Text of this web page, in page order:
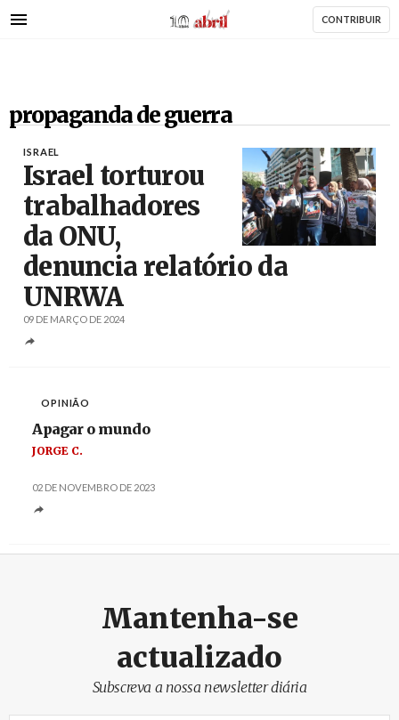
para
AbrilAbril CONTRIBUIR
propaganda de guerra
ISRAEL
Israel torturou
trabalhadores
da ONU,
denuncia relatório da
UNRWA
09 DE MARÇO DE 2024
OPINIÃO
Apagar o mundo
JORGE C.
02 DE NOVEMBRO DE 2023
Mantenha-se
actualizado
Subscreva a nossa newsletter diária